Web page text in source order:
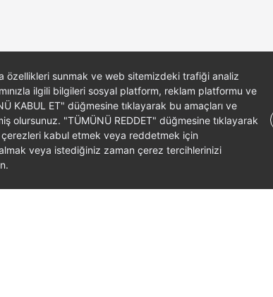
özellikleri sunmak ve web sitemizdeki trafiği analiz
ilgili bilgileri sosyal platform, reklam platformu ve
KABUL ET" düğmesine tıklayarak bu amaçları ve
olursunuz. "TÜMÜNÜ REDDET" düğmesine tıklayarak
kabul etmek veya reddetmek için
veya istediğiniz zaman çerez tercihlerinizi